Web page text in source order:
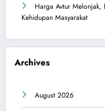
Harga Avtur Melonjak,
Kehidupan Masyarakat
Archives
August 2026